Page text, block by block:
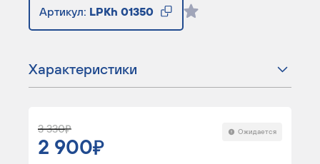
Артикул: LPKh 01350
Характеристики
3 330
2 900
Ожидается